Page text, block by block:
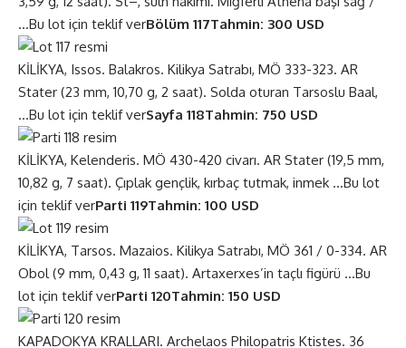
…Bu lot için teklif verBölüm 117Tahmin: 300 USD
KİLİKYA, Issos. Balakros. Kilikya Satrabı, MÖ 333-323. AR
Stater (23 mm, 10,70 g, 2 saat). Solda oturan Tarsoslu Baal,
…Bu lot için teklif verSayfa 118Tahmin: 750 USD
KİLİKYA, Kelenderis. MÖ 430-420 civarı. AR Stater (19,5 mm,
10,82 g, 7 saat). Çıplak gençlik, kırbaç tutmak, inmek …Bu lot
için teklif verParti 119Tahmin: 100 USD
KİLİKYA, Tarsos. Mazaios. Kilikya Satrabı, MÖ 361 / 0-334. AR
Obol (9 mm, 0,43 g, 11 saat). Artaxerxes’in taçlı figürü …Bu
lot için teklif verParti 120Tahmin: 150 USD
KAPADOKYA KRALLARI. Archelaos Philopatris Ktistes. 36